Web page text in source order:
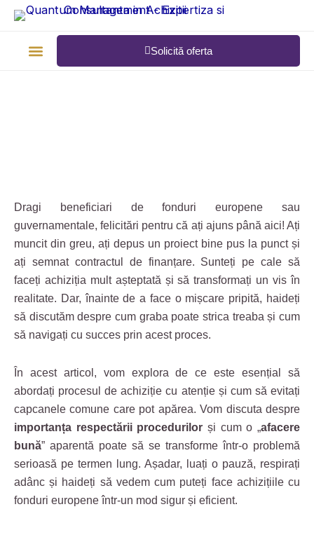
Skip
content
Solicită oferta
Dragi beneficiari de fonduri europene sau
guvernamentale, felicitări pentru că ați ajuns până aici! Ați
muncit din greu, ați depus un proiect bine pus la punct și
ați semnat contractul de finanțare. Sunteți pe cale să
faceți achiziția mult așteptată și să transformați un vis în
realitate. Dar, înainte de a face o mișcare pripită, haideți
să discutăm despre cum graba poate strica treaba și cum
să navigați cu succes prin acest proces.
În acest articol, vom explora de ce este esențial să
abordați procesul de achiziție cu atenție și cum să evitați
capcanele comune care pot apărea. Vom discuta despre
importanța respectării procedurilor și cum o „afacere
bună” aparentă poate să se transforme într-o problemă
serioasă pe termen lung. Așadar, luați o pauză, respirați
adânc și haideți să vedem cum puteți face achizițiile cu
fonduri europene într-un mod sigur și eficient.